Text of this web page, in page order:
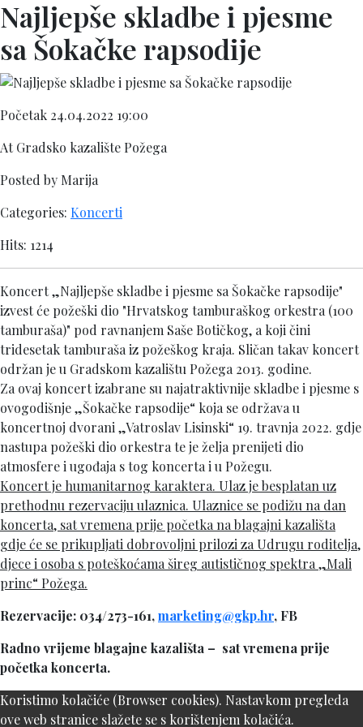
Najljepše skladbe i pjesme
sa Šokačke rapsodije
Početak 24.04.2022 19:00
At Gradsko kazalište Požega
Posted by Marija
Categories: Koncerti
Hits: 1214
Koncert „Najljepše skladbe i pjesme sa Šokačke rapsodije"
izvest će požeški dio "Hrvatskog tamburaškog orkestra (100
tamburaša)" pod ravnanjem Saše Botičkog, a koji čini
tridesetak tamburaša iz požeškog kraja. Sličan takav koncert
održan je u Gradskom kazalištu Požega 2013. godine.
Za ovaj koncert izabrane su najatraktivnije skladbe i pjesme s
ovogodišnje „Šokačke rapsodije“ koja se održava u
koncertnoj dvorani „Vatroslav Lisinski“ 19. travnja 2022. gdje
nastupa požeški dio orkestra te je želja prenijeti dio
atmosfere i ugođaja s tog koncerta i u Požegu.
Koncert je humanitarnog karaktera. Ulaz je besplatan uz
prethodnu rezervaciju ulaznica. Ulaznice se podižu na dan
koncerta, sat vremena prije početka na blagajni kazališta
gdje će se prikupljati dobrovoljni prilozi za Udrugu roditelja,
djece i osoba s poteškoćama šireg autističnog spektra „Mali
princ“ Požega.
Rezervacije: 034/273-161,marketing@gkp.hr, FB
Radno vrijeme blagajne kazališta – sat vremena prije
početka koncerta.
Koristimo kolačiće (Browser cookies). Nastavkom pregleda
ove web stranice slažete se s korištenjem kolačića.